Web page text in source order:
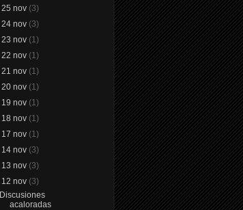
25 nov (3)
24 nov (3)
23 nov (1)
22 nov (1)
21 nov (1)
20 nov (1)
19 nov (1)
18 nov (1)
17 nov (1)
14 nov (3)
13 nov (3)
12 nov (3)
Discusiones
acaloradas